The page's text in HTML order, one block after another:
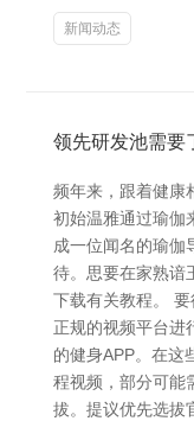
新闻动态
领先研发池需要
频年来，跟着健康
初始温雅通过瑜伽
成一位闻名的瑜伽
待。思要在家熟谙
下载有关教程。
正规的视频平台进
的健身APP。在这
程视频，部分可能
拔。提议优先选拔